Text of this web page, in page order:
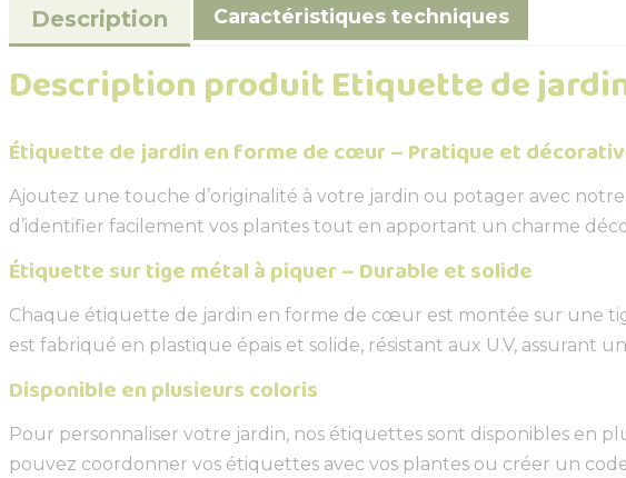
Description Caractéristiques techniques
Description produit Etiquette de
Étiquette de jardin en forme de cœur – Pratique et
Ajoutez une touche d’originalité à votre jardin ou potager avec
d’identifier facilement vos plantes tout en apportant un charme
Étiquette sur tige métal à piquer – Durable et solide
Chaque étiquette de jardin en forme de cœur est montée sur une
est fabriqué en plastique épais et solide, résistant aux U.V,
Disponible en plusieurs coloris
Pour personnaliser votre jardin, nos étiquettes sont disponibles en
pouvez coordonner vos étiquettes avec vos plantes ou créer un